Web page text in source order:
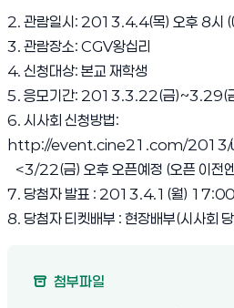
2. 관람일시: 2013.4.4(목) 오후 8시 (
3. 관람장소: CGV왕십리
4. 신청대상: 본교 재학생
5. 응모기간: 2013.3.22(금)~3.29(금
6. 시사회 신청방법:
http://event.cine21.com/2013/
<3/22(금) 오후 오픈예정 (오픈 이전
7. 당첨자 발표 : 2013.4.1(월) 17:00
8. 당첨자 티켓배부 : 현장배부(시사회
첨부파일